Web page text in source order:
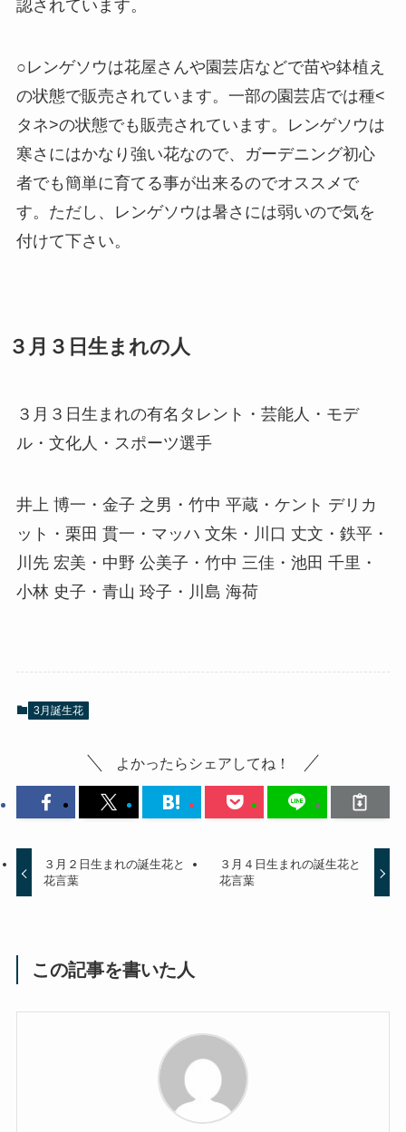
認されています。
○レンゲソウは花屋さんや園芸店などで苗や鉢植え
の状態で販売されています。一部の園芸店では種<
タネ>の状態でも販売されています。レンゲソウは
寒さにはかなり強い花なので、ガーデニング初心
者でも簡単に育てる事が出来るのでオススメで
す。ただし、レンゲソウは暑さには弱いので気を
付けて下さい。
３月３日生まれの人
３月３日生まれの有名タレント・芸能人・モデ
ル・文化人・スポーツ選手
井上 博一・金子 之男・竹中 平蔵・ケント デリカ
ット・栗田 貫一・マッハ 文朱・川口 丈文・鉄平・
川先 宏美・中野 公美子・竹中 三佳・池田 千里・
小林 史子・青山 玲子・川島 海荷
3月誕生花
よかったらシェアしてね！
３月２日生まれの誕生花と
花言葉
３月４日生まれの誕生花と
花言葉
この記事を書いた人